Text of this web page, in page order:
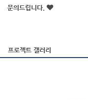
문의드립니다.
프로젝트 갤러리